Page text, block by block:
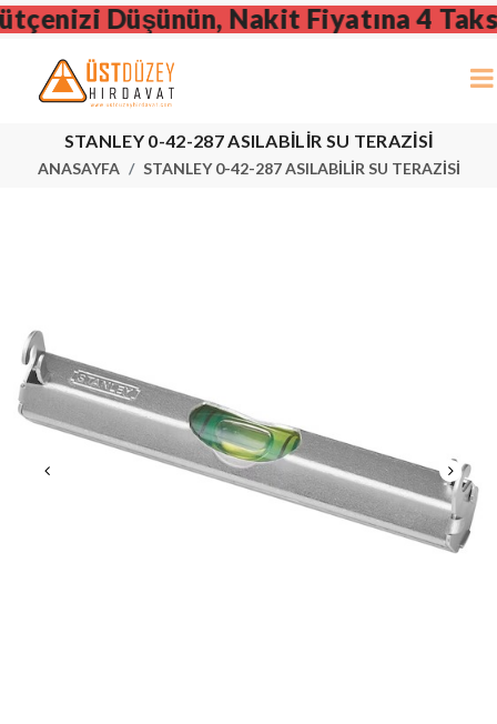
Düşünün, Nakit Fiyatına 4
STANLEY 0-42-287 ASILABİLİR SU TERAZİSİ
ANASAYFA STANLEY 0-42-287 ASILABİLİR SU TERAZİSİ